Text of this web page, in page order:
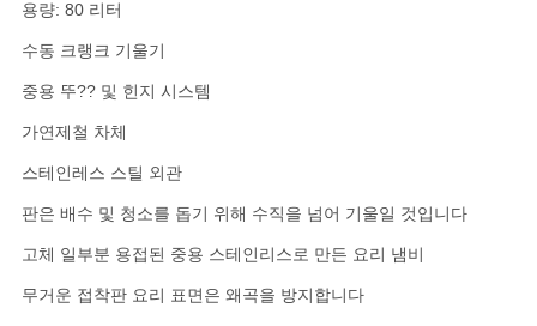
VR
사
이
트
맵
용량: 80 리터
수동 크랭크 기울기
중용 뚜?? 및 힌지 시스템
가연제철 차체
스테인레스 스틸 외관
판은 배수 및 청소를 돕기 위해 수직을 넘어 기울일 것입니다
고체 일부분 용접된 중용 스테인리스로 만든 요리 냄비
무거운 접착판 요리 표면은 왜곡을 방지합니다